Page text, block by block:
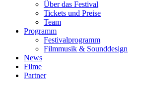
Über das Festival
Tickets und Preise
Team
Programm
Festivalprogramm
Filmmusik & Sounddesign
News
Filme
Partner